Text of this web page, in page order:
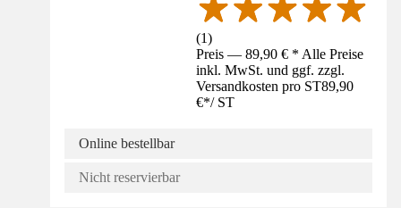
(1)
Preis — 89,90 € * Alle Preise
inkl. MwSt. und ggf. zzgl.
Versandkosten pro ST89,90
€*/ ST
Online bestellbar
Nicht reservierbar